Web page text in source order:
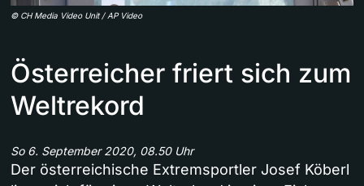
© CH Media Video Unit / AP Video
Österreicher friert sich zum
Weltrekord
So 6. September 2020, 08.50 Uhr
Der österreichische Extremsportler Josef Köberl